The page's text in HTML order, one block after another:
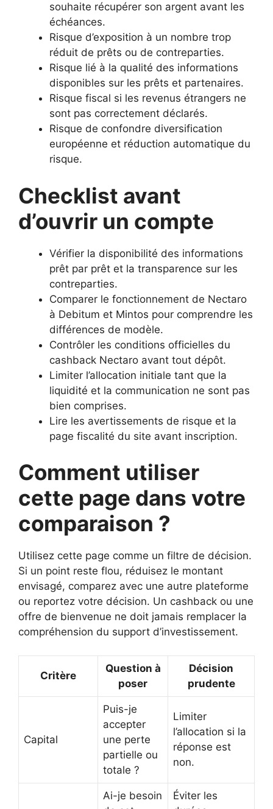
souhaite récupérer son argent avant les
échéances.
Risque d’exposition à un nombre trop
réduit de prêts ou de contreparties.
Risque lié à la qualité des informations
disponibles sur les prêts et partenaires.
Risque fiscal si les revenus étrangers ne
sont pas correctement déclarés.
Risque de confondre diversification
européenne et réduction automatique du
risque.
Checklist avant
d’ouvrir un compte
Vérifier la disponibilité des informations
prêt par prêt et la transparence sur les
contreparties.
Comparer le fonctionnement de Nectaro
à Debitum et Mintos pour comprendre les
différences de modèle.
Contrôler les conditions officielles du
cashback Nectaro avant tout dépôt.
Limiter l’allocation initiale tant que la
liquidité et la communication ne sont pas
bien comprises.
Lire les avertissements de risque et la
page fiscalité du site avant inscription.
Comment utiliser
cette page dans votre
comparaison ?
Utilisez cette page comme un filtre de décision.
Si un point reste flou, réduisez le montant
envisagé, comparez avec une autre plateforme
ou reportez votre décision. Un cashback ou une
offre de bienvenue ne doit jamais remplacer la
compréhension du support d’investissement.
Critère
Question à
poser
Décision
prudente
Capital
Puis-je
accepter
une perte
partielle ou
totale ?
Limiter
l’allocation si la
réponse est
non.
Ai-je besoin
Éviter les